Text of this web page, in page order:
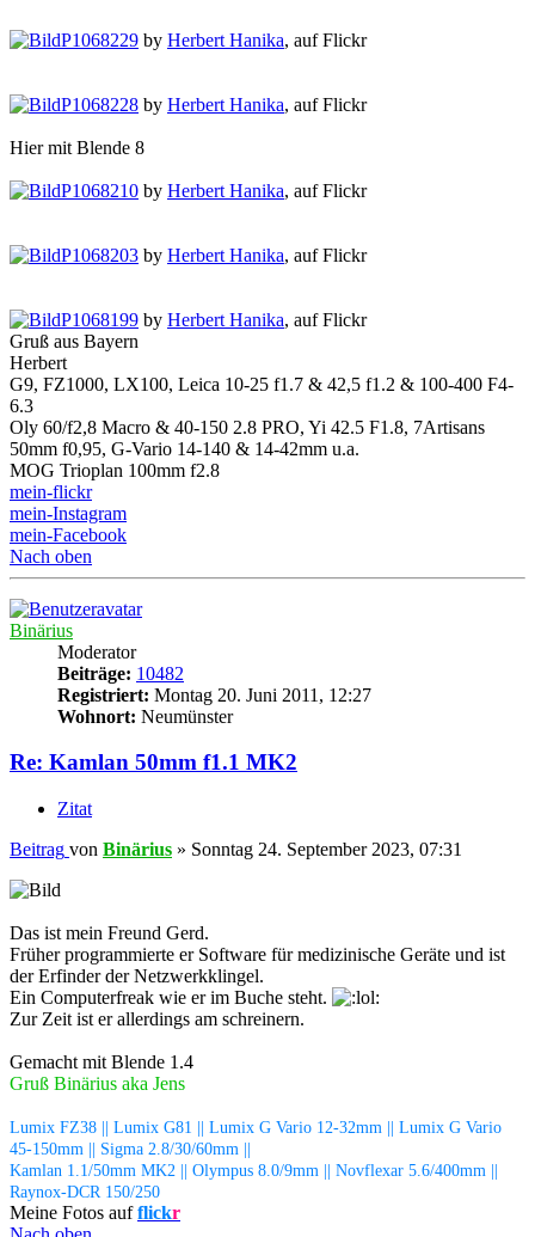
P1068229 by Herbert Hanika, auf Flickr
P1068228 by Herbert Hanika, auf Flickr
Hier mit Blende 8
P1068210 by Herbert Hanika, auf Flickr
P1068203 by Herbert Hanika, auf Flickr
P1068199 by Herbert Hanika, auf Flickr
Gruß aus Bayern
Herbert
G9, FZ1000, LX100, Leica 10-25 f1.7 & 42,5 f1.2 & 100-400 F4-
6.3
Oly 60/f2,8 Macro & 40-150 2.8 PRO, Yi 42.5 F1.8, 7Artisans
50mm f0,95, G-Vario 14-140 & 14-42mm u.a.
MOG Trioplan 100mm f2.8
mein-flickr
mein-Instagram
mein-Facebook
Nach oben
Binärius
Moderator
Beiträge: 10482
Registriert: Montag 20. Juni 2011, 12:27
Wohnort: Neumünster
Re: Kamlan 50mm f1.1 MK2
Zitat
Beitrag von Binärius » Sonntag 24. September 2023, 07:31
Das ist mein Freund Gerd.
Früher programmierte er Software für medizinische Geräte und ist
der Erfinder der Netzwerkklingel.
Ein Computerfreak wie er im Buche steht.
Zur Zeit ist er allerdings am schreinern.
Gemacht mit Blende 1.4
Gruß Binärius aka Jens
Lumix FZ38 || Lumix G81 || Lumix G Vario 12-32mm || Lumix G Vario
45-150mm || Sigma 2.8/30/60mm ||
Kamlan 1.1/50mm MK2 || Olympus 8.0/9mm || Novflexar 5.6/400mm ||
Raynox-DCR 150/250
Meine Fotos aufflickr